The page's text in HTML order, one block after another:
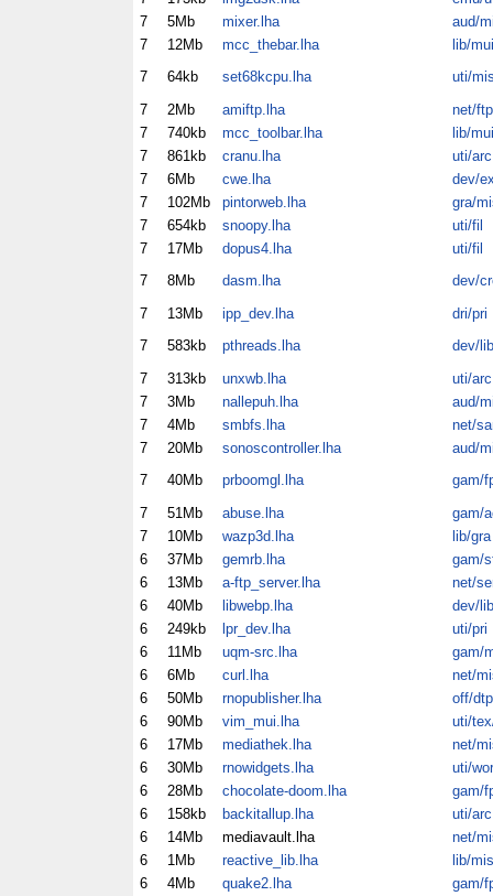
7
5Mb mixer.lha
aud/
7
12Mb mcc_thebar.lha
lib/mui
7
64kb set68kcpu.lha
uti/
7
2Mb amiftp.lha
net/ftp
7
740kb mcc_toolbar.lha
lib/mui
7
861kb cranu.lha
uti/arc
7
6Mb cwe.lha
dev/
7
102Mb pintorweb.lha
gra/
7
654kb snoopy.lha
uti/fil
7
17Mb dopus4.lha
uti/fil
7
8Mb dasm.lha
dev/
7
13Mb ipp_dev.lha
dri/pri
7
583kb pthreads.lha
dev/
7
313kb unxwb.lha
uti/arc
7
3Mb nallepuh.lha
aud/
7
4Mb smbfs.lha
net/
7
20Mb sonoscontroller.lha
aud/
7
40Mb prboomgl.lha
gam/
7
51Mb abuse.lha
gam/
7
10Mb wazp3d.lha
lib/gra
6
37Mb gemrb.lha
gam/
6
13Mb a-ftp_server.lha
net/
6
40Mb libwebp.lha
dev/
6
249kb lpr_dev.lha
uti/pri
6
11Mb uqm-src.lha
gam/
6
6Mb curl.lha
net/
6
50Mb rnopublisher.lha
off/dtp
6
90Mb vim_mui.lha
uti/
6
17Mb mediathek.lha
net/
6
30Mb rnowidgets.lha
uti/wor
6
28Mb chocolate-doom.lha
gam/
6
158kb backitallup.lha
uti/arc
6
14Mb mediavault.lha
net/
6
1Mb reactive_lib.lha
lib/mis
6
4Mb quake2.lha
gam/